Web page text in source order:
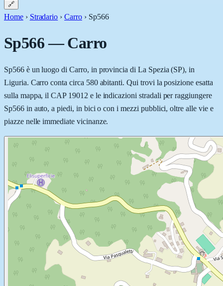
🔗
Home › Stradario › Carro › Sp566
Sp566—Carro
Sp566 è un luogo di Carro, in provincia di La Spezia (SP), in
Liguria. Carro conta circa 580 abitanti. Qui trovi la posizione esatta
sulla mappa, il CAP 19012 e le indicazioni stradali per raggiungere
Sp566 in auto, a piedi, in bici o con i mezzi pubblici, oltre alle vie e
piazze nelle immediate vicinanze.